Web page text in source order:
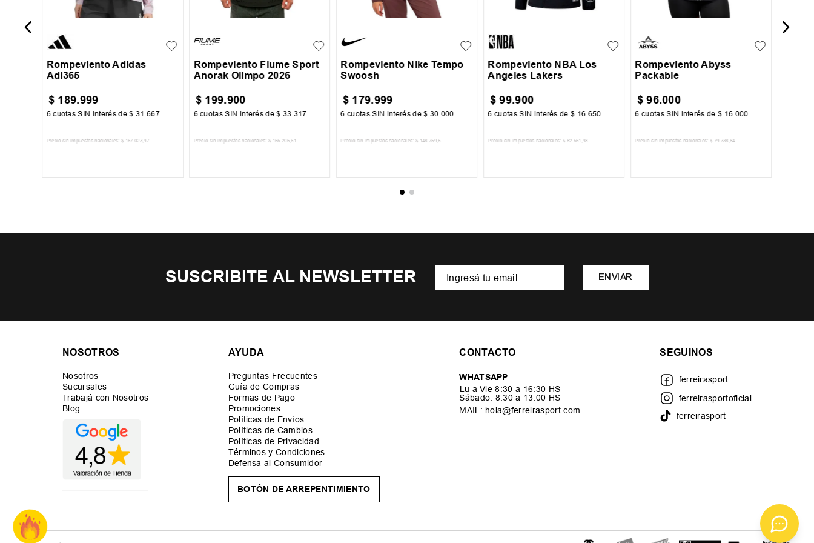
M
Rompeviento Adidas
Adi365
$ 189.999
6 cuotas SIN interés de$ 31 .667
Precio sin impuestos nacionales: $ 157 .023,97
L
M
XXL
Rompeviento Fiume Sport
Anorak Olimpo 2026
$ 199.900
6 cuotas SIN interés de$ 33 .317
Precio sin impuestos nacionales: $ 165 .206,61
M XL
Rompeviento Nike Tempo
Swoosh
$ 179.999
6 cuotas SIN interés de$ 30 000
Precio sin impuestos nacionales: $ 148 .759,5
Rompeviento NBA Los
Angeles Lakers
$ 99.900
6 cuotas SIN interés de$ 16 650
Precio sin impuestos nacionales: $ 82.561 ,98
M XXL
XXXL
Rompeviento Abyss
Packable
$ 96.000
6 cuotas SIN interés de$ 16 000
Precio sin impuestos nacionales: $ 79.338 ,84
SUSCRIBITE AL NEWSLETTER ENVIAR
NOSOTROS
Nosotros
Sucursales
Trabajá con Nosotros
Blog
AYUDA
Preguntas Frecuentes
Guía de Compras
Formas de Pago
Promociones
Políticas de Envíos
Políticas de Cambios
Políticas de Privacidad
Términos y Condiciones
Defensa al Consumidor
BOTÓN DE ARREPENTIMIENTO
CONTACTO
WHATSAPP
Lu a Vie 8:30 a 16:30 HS
Sábado: 8:30 a 13:00 HS
MAIL: hola@ferreirasport.com
SEGUINOS
ferreirasport
ferreirasportoficial
ferreirasport